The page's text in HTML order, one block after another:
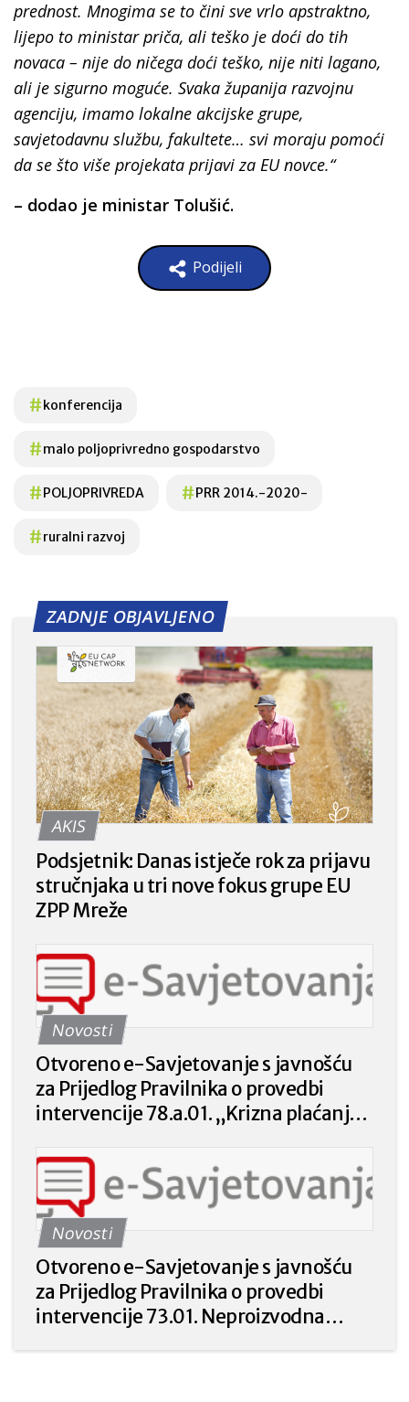
prednost. Mnogima se to čini sve vrlo apstraktno,
lijepo to ministar priča, ali teško je doći do tih
novaca – nije do ničega doći teško, nije niti lagano,
ali je sigurno moguće. Svaka županija razvojnu
agenciju, imamo lokalne akcijske grupe,
savjetodavnu službu, fakultete… svi moraju pomoći
da se što više projekata prijavi za EU novce.“
– dodao je ministar Tolušić.
Podijeli
#konferencija
#malo poljoprivredno gospodarstvo
#POLJOPRIVREDA #PRR 2014.-2020-
#ruralni razvoj
ZADNJE OBJAVLJENO
AKIS
Podsjetnik: Danas istječe rok za prijavu
stručnjaka u tri nove fokus grupe EU
ZPP Mreže
Novosti
Otvoreno e-Savjetovanje s javnošću
za Prijedlog Pravilnika o provedbi
intervencije 78.a.01. „Krizna plaćanja
katastrofa, nepovoljnih klimatskih
prilika ili katastrofalnih događaja“ iz
Strateškog plana Zajedničke
poljoprivredne politike Republike
Hrvatske 2023. – 2027. godine.
Novosti
Otvoreno e-Savjetovanje s javnošću
za Prijedlog Pravilnika o provedbi
intervencije 73.01. Neproizvodna